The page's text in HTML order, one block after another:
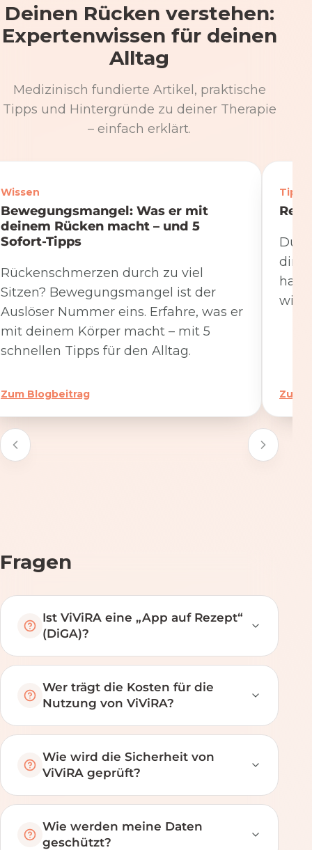
Deinen Rücken verstehen:
Expertenwissen für deinen
Alltag
Medizinisch fundierte Artikel, praktische
Tipps und Hintergründe zu deiner Therapie
– einfach erklärt.
Wissen
Bewegungsmangel: Was er mit
deinem Rücken macht – und 5
Sofort-Tipps
Rückenschmerzen durch zu viel
Sitzen? Bewegungsmangel ist der
Auslöser Nummer eins. Erfahre, was er
mit deinem Körper macht – mit 5
schnellen Tipps für den Alltag.
Zum Blogbeitrag
Tipps
Du
hat.
Zum
Fragen
Ist ViViRA eine „App auf Rezept“
(DiGA)?
Wer trägt die Kosten für die
Nutzung von ViViRA?
Wie wird die Sicherheit von
ViViRA geprüft?
Wie werden meine Daten
geschützt?